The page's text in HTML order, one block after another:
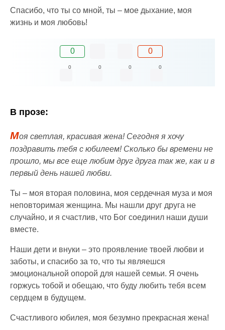
Спасибо, что ты со мной, ты – мое дыхание, моя
жизнь и моя любовь!
0 0
0 0 0 0
В прозе:
Моя светлая, красивая жена! Сегодня я хочу
поздравить тебя с юбилеем! Сколько бы времени не
прошло, мы все еще любим друг друга так же, как и в
первый день нашей любви.
Ты – моя вторая половина, моя сердечная муза и моя
неповторимая женщина. Мы нашли друг друга не
случайно, и я счастлив, что Бог соединил наши души
вместе.
Наши дети и внуки – это проявление твоей любви и
заботы, и спасибо за то, что ты являешся
эмоциональной опорой для нашей семьи. Я очень
горжусь тобой и обещаю, что буду любить тебя всем
сердцем в будущем.
Счастливого юбилея, моя безумно прекрасная жена!